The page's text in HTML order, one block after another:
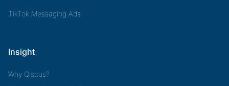
TikTok Messaging Ads
Insight
Why Qiscus?